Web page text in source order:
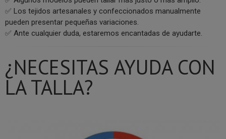
✅ Los tejidos artesanales y confeccionados manualmente
pueden presentar pequeñas variaciones.
✅ Ante cualquier duda, estaremos encantadas de ayudarte.
¿NECESITAS AYUDA CON
LA TALLA?